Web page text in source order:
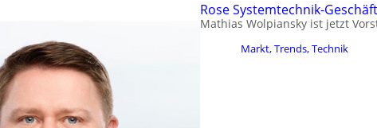
Rose Systemtechnik-
Mathias Wolpiansky ist jetzt
Markt, Trends, Technik